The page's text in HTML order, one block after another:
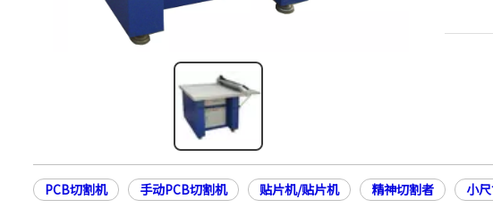
PCB切割机 手动PCB切割机 贴片机/贴片机 精神切割者 小